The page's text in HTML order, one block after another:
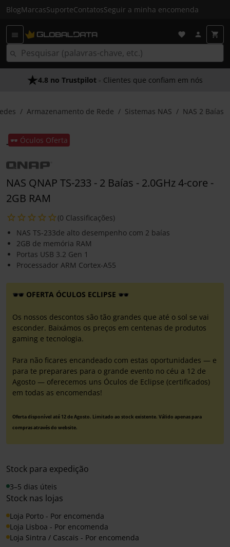
BlogMarcasSuporteContatosSeguir a minha encomenda
4.8 no Trustpilot - Clientes que confiam em nós
Armazenamento de Rede Sistemas NAS NAS 2 Baías
🕶️ Óculos Oferta
NAS QNAP TS-233 - 2 Baías - 2.0GHz 4-core -
2GB RAM
(0 Classificações)
NAS TS-233de alto desempenho com 2 baías
2GB de memória RAM
Portas USB 3.2 Gen 1
Processador ARM Cortex-A55
OFERTA ÓCULOS ECLIPSE
Os nossos descontos são tão grandes que até o sol se vai
esconder. Baixámos os preços em centenas de produtos
gaming e tecnologia.
Para não ficares encandeado com estas oportunidades — e
para te preparares para o grande evento no céu a 12 de
Agosto — oferecemos uns Óculos de Eclipse (certificados)
em todas as encomendas!
Oferta disponível até 12 de Agosto. Limitado ao stock existente. Válido apenas para
compras através do website.
Stock para expedição
3–5 dias úteis
Stock nas lojas
Loja Porto - Por encomenda
Loja Lisboa - Por encomenda
Loja Sintra / Cascais - Por encomenda